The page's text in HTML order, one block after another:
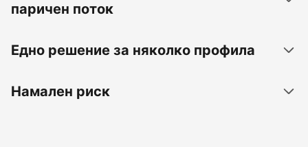
паричен поток
Едно решение за няколко профила
Намален риск